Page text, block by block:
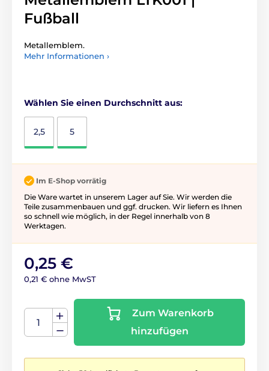
Fußball
Metallemblem.
Mehr Informationen ›
Wählen Sie einen Durchschnitt aus:
2,5 5
Im E-Shop vorrätig
Die Ware wartet in unserem Lager auf Sie. Wir werden die
Teile zusammenbauen und ggf. drucken. Wir liefern es Ihnen
so schnell wie möglich, in der Regel innerhalb von 8
Werktagen.
0,25 €
0,21 € ohne MwST
Zum Warenkorb
hinzufügen